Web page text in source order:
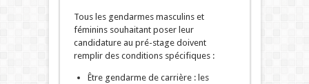
Tous les gendarmes masculins et
féminins souhaitant poser leur
candidature au pré-stage doivent
remplir des conditions spécifiques :
Être gendarme de carrière : les